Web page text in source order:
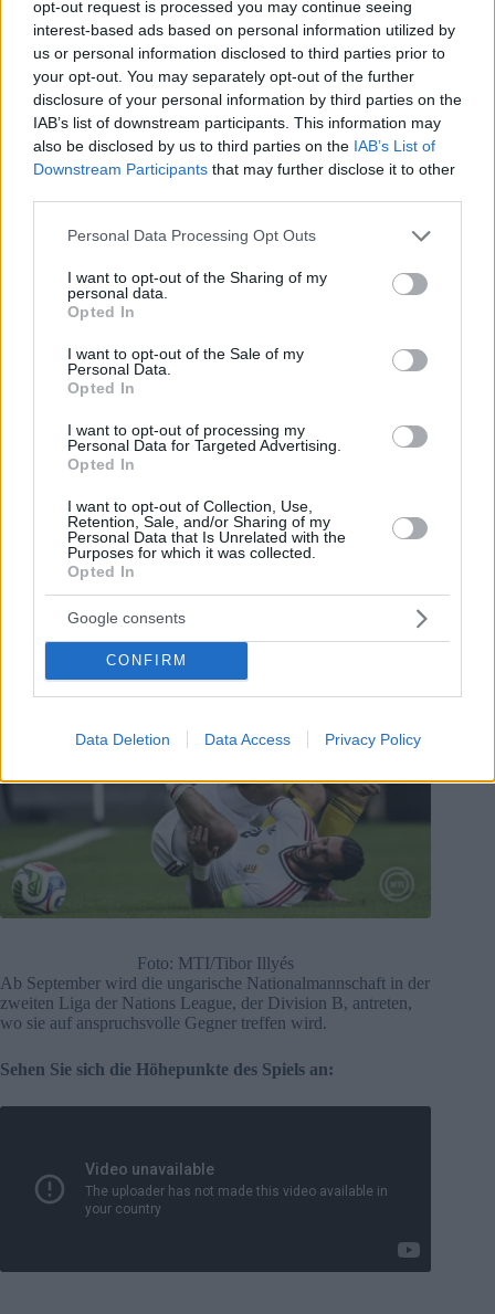
opt-out request is processed you may continue seeing
interest-based ads based on personal information utilized by
us or personal information disclosed to third parties prior to
your opt-out. You may separately opt-out of the further
disclosure of your personal information by third parties on the
IAB’s list of downstream participants. This information may
also be disclosed by us to third parties on the IAB’s List of
Downstream Participants that may further disclose it to other
Please note that this website/app uses one or more Google
not limited to your visit or usage behaviour. You may click to
grant or deny consent to Google and its third-party tags to
use your data for below specified purposes in below Google
consent section.
Personal Data Processing Opt Outs
I want to opt-out of the Sharing of my
personal data.
Opted In
I want to opt-out of the Sale of my
Personal Data.
Opted In
I want to opt-out of processing my
Personal Data for Targeted Advertising.
Opted In
I want to opt-out of Collection, Use,
Retention, Sale, and/or Sharing of my
Personal Data that Is Unrelated with the
Purposes for which it was collected.
Opted In
Google consents
CONFIRM
Data Deletion Data Access Privacy Policy
Foto: MTI/Tibor Illyés
Die Gäste mussten die letzte halbe Stunde in Unterzahl
bestreiten, und den Schlusspunkt setzte Debütant Rajmund
Tóth, der sein erstes Länderspiel mit einem Tor krönte. Neben
ihm feierten auch Ákos Markgráf und der eingewechselte
Torhüter Ármin Pécsi ihr Debüt in der Nationalmannschaft.
Es war das erste Mal seit November 2023 – als Ungarn
Montenegro in einem EM-Qualifikationsspiel mit 3:1 besiegte
–, dass die Mannschaft von Marco Rossi einen Rückstand
aufholte und den Sieg sicherte.
Foto: MTI/Tibor Illyés
Ab September wird die ungarische Nationalmannschaft in der
zweiten Liga der Nations League, der Division B, antreten,
wo sie auf anspruchsvolle Gegner treffen wird.
Sehen Sie sich die Höhepunkte des Spiels an: